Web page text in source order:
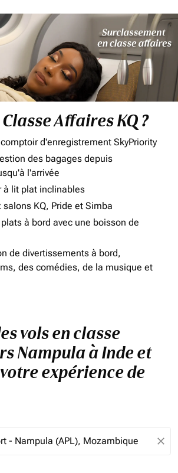
Affaires KQ ?
d'enregistrement SkyPriority
des bagages depuis
l'arrivée
à lit plat inclinables
KQ, Pride et Simba
à bord avec une boisson de
de divertissements à bord,
des comédies, de la musique et
vols en classe
Nampula à Inde et
expérience de
close